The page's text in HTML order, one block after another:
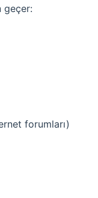
geçer:
forumları)